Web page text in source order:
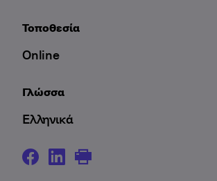
Τοποθεσία
Online
Γλώσσα
Ελληνικά